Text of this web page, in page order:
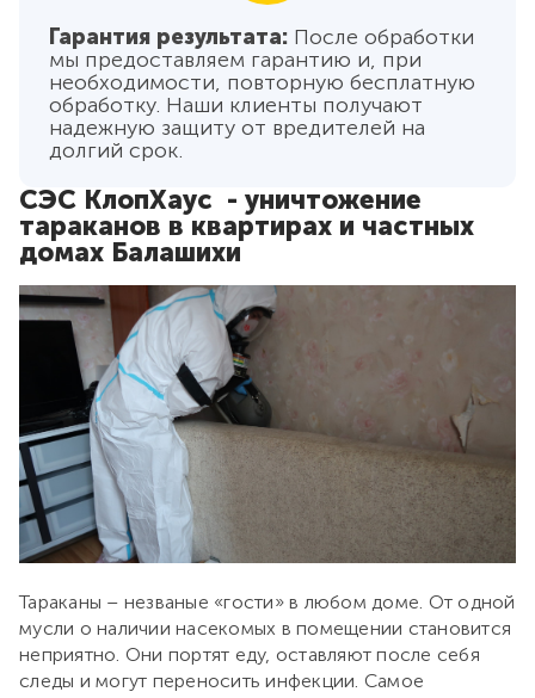
Гарантия результата: После обработки
мы предоставляем гарантию и, при
необходимости, повторную бесплатную
обработку. Наши клиенты получают
надежную защиту от вредителей на
долгий срок.
СЭС КлопХаус - уничтожение
тараканов в квартирах и частных
домах Балашихи
Тараканы – незваные «гости» в любом доме. От одной
мусли о наличии насекомых в помещении становится
неприятно. Они портят еду, оставляют после себя
следы и могут переносить инфекции. Самое